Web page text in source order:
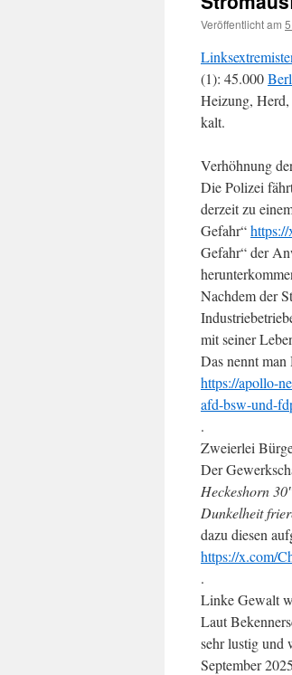
Veröffentlicht am
(1): 45.000
Heizung, Herd,
kalt.
Verhöhnung
Die Polizei
derzeit zu
Gefahr“
Gefahr“ der
Nachdem der
mit seiner
Das nennt
https://apollo-
afd-bsw-und-
.
Zweierlei
Der
Heckeshorn
Dunkelheit
dazu diesen
https://x.com/
.
Linke Gewalt
Laut
sehr lustig und
September